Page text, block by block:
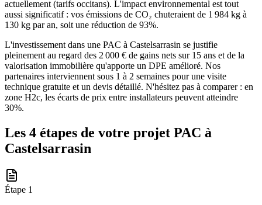
actuellement (tarifs occitans). L'impact environnemental est tout
aussi significatif : vos émissions de CO₂ chuteraient de 1 984 kg à
130 kg par an, soit une réduction de 93%.
L'investissement dans une PAC à Castelsarrasin se justifie
pleinement au regard des 2 000 € de gains nets sur 15 ans et de la
valorisation immobilière qu'apporte un DPE amélioré. Nos
partenaires interviennent sous 1 à 2 semaines pour une visite
technique gratuite et un devis détaillé. N'hésitez pas à comparer : en
zone H2c, les écarts de prix entre installateurs peuvent atteindre
30%.
Les 4 étapes de votre projet PAC à
Castelsarrasin
Étape 1